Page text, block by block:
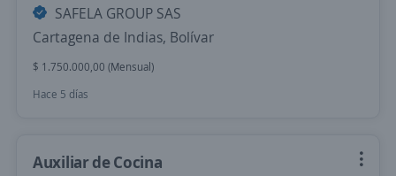
SAFELA GROUP SAS
Cartagena de Indias, Bolívar
$ 1.750.000,00 (Mensual)
Hace 5 días
Auxiliar de Cocina